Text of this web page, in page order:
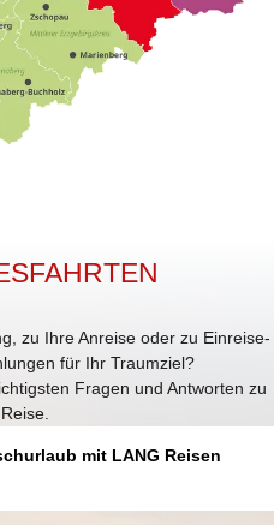
zu Ihre Anreise oder zu Einreise-
für Ihr Traumziel?
Fragen und Antworten zu
mit LANG Reisen